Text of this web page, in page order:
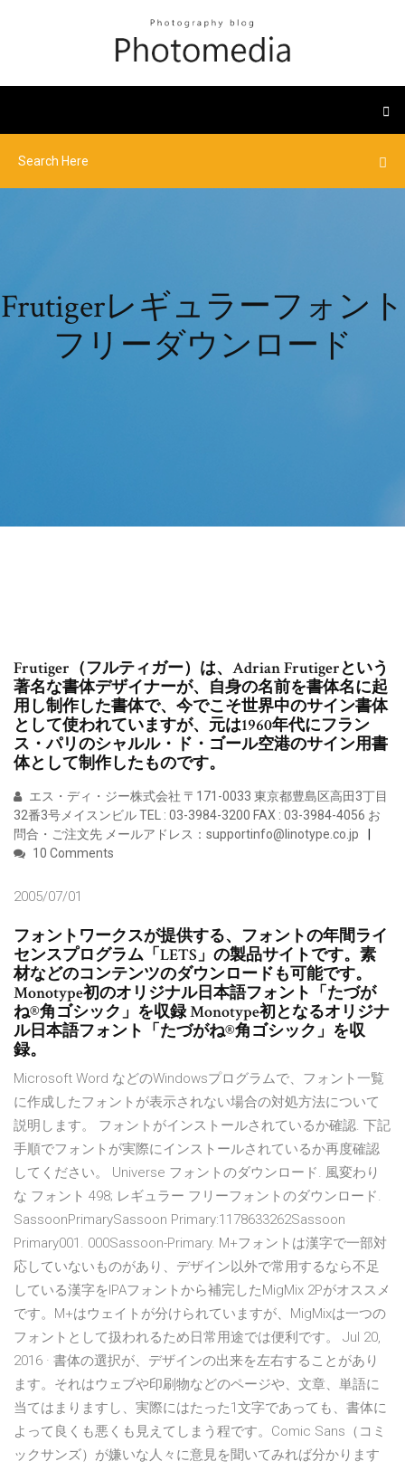
Frutigerレギュラーフォント
フリーダウンロード
Frutiger（フルティガー）は、Adrian Frutigerという
著名な書体デザイナーが、自身の名前を書体名に起
用し制作した書体で、今でこそ世界中のサイン書体
として使われていますが、元は1960年代にフラン
ス・パリのシャルル・ド・ゴール空港のサイン用書
体として制作したものです。
エス・ディ・ジー株式会社 〒171-0033 東京都豊島区高田3丁目
32番3号メイスンビル TEL : 03-3984-3200 FAX : 03-3984-4056 お
問合・ご注文先 メールアドレス：supportinfo@linotype.co.jp
10 Comments
2005/07/01
フォントワークスが提供する、フォントの年間ライ
センスプログラム「LETS」の製品サイトです。素
材などのコンテンツのダウンロードも可能です。
Monotype初のオリジナル日本語フォント「たづが
ね®角ゴシック」を収録 Monotype初となるオリジナ
ル日本語フォント「たづがね®角ゴシック」を収
録。
Microsoft Word などのWindowsプログラムで、フォント一覧
に作成したフォントが表示されない場合の対処方法について
説明します。 フォントがインストールされているか確認. 下記
手順でフォントが実際にインストールされているか再度確認
してください。 Universe フォントのダウンロード. 風変わり
な フォント 498; レギュラー フリーフォントのダウンロード.
SassoonPrimarySassoon Primary:1178633262Sassoon
Primary001. 000Sassoon-Primary. M+フォントは漢字で一部対
応していないものがあり、デザイン以外で常用するなら不足
している漢字をIPAフォントから補完したMigMix 2Pがオススメ
です。M+はウェイトが分けられていますが、MigMixは一つの
フォントとして扱われるため日常用途では便利です。 Jul 20,
2016 · 書体の選択が、デザインの出来を左右することがあり
ます。それはウェブや印刷物などのページや、文章、単語に
当てはまりますし、実際にはたった1文字であっても、書体に
よって良くも悪くも見えてしまう程です。Comic Sans（コミ
ックサンズ）が嫌いな人々に意見を聞いてみれば分かります